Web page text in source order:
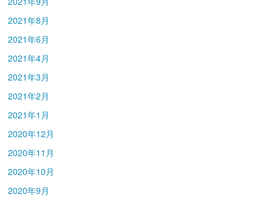
2021年8月
2021年6月
2021年4月
2021年3月
2021年2月
2021年1月
2020年12月
2020年11月
2020年10月
2020年9月